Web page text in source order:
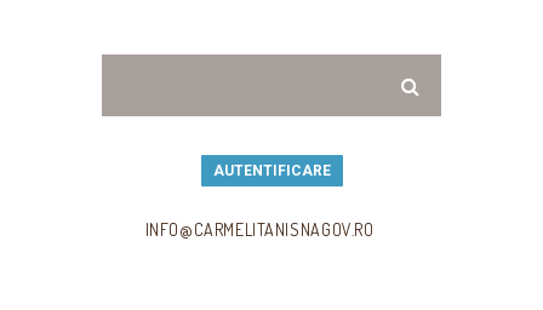
AUTENTIFICARE
INFO@CARMELITANISNAGOV.RO